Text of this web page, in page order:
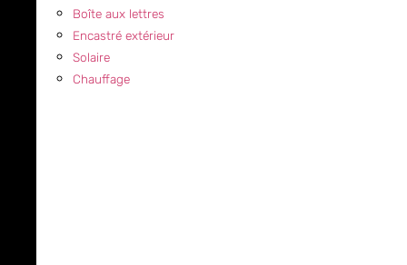
Boîte aux lettres
Encastré extérieur
Solaire
Chauffage